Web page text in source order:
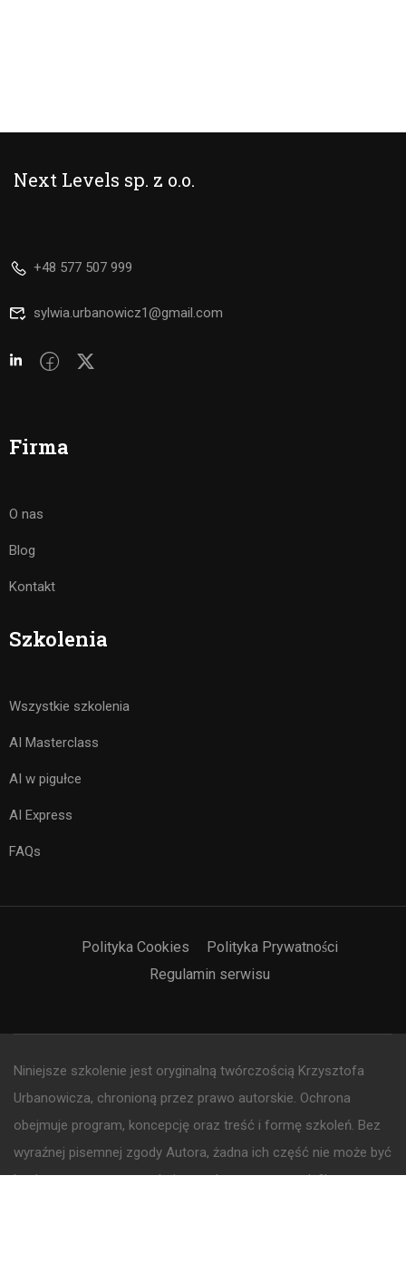
Next Levels sp. z o.o.
+48 577 507 999
sylwia.urbanowicz1@gmail.com
Firma
O nas
Blog
Kontakt
Szkolenia
Wszystkie szkolenia
AI Masterclass
AI w pigułce
AI Express
FAQs
Polityka Cookies
Polityka Prywatności
Regulamin serwisu
Niniejsze szkolenie jest oryginalną twórczością Krzysztofa
Urbanowicza, chronioną przez prawo autorskie. Ochrona
obejmuje program, koncepcję oraz treść i formę szkoleń. Bez
wyraźnej pisemnej zgody Autora, żadna ich część nie może być
kopiowana, rozpowszechniana, adaptowana, modyfikowana,